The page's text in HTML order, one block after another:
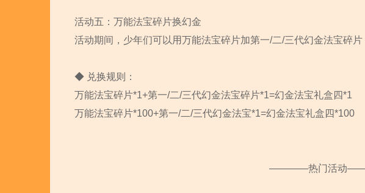
活动五：万能法宝碎片换幻金
活动期间，少年们可以用万能法宝碎片加第一/二/三代幻金法宝碎
◆ 兑换规则：
万能法宝碎片*1+第一/二/三代幻金法宝碎片*1=幻金法宝礼盒四*1
万能法宝碎片*100+第一/二/三代幻金法宝*1=幻金法宝礼盒四*100
————热门活动